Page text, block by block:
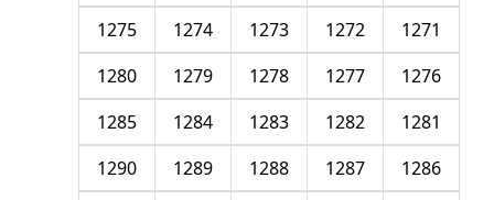
1271
1272
1273
1274
1275
1276
1277
1278
1279
1280
1281
1282
1283
1284
1285
1286
1287
1288
1289
1290